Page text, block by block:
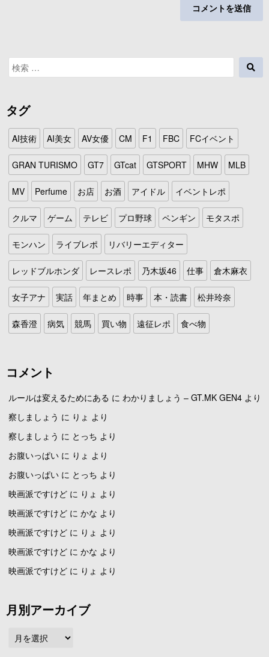
検
索
索
タグ
AI技術 AI美女 AV女優 CM F1 FBC FCイベント
GRAN TURISMO GT7 GTcat GTSPORT MHW MLB
MV Perfume お店 お酒 アイドル イベントレポ
クルマ ゲーム テレビ プロ野球 ペンギン モタスポ
モンハン ライブレポ リバリーエディター
レッドブルホンダ レースレポ 乃木坂46 仕事 倉木麻衣
女子アナ 実話 年まとめ 時事 本・読書 松井玲奈
森香澄 病気 競馬 買い物 遠征レポ 食べ物
コメント
ルールは変えるためにある に わかりましょう – GT.MK GEN4 より
察しましょう に りょ より
察しましょう に とっち より
お腹いっぱい に りょ より
お腹いっぱい に とっち より
映画派ですけど に りょ より
映画派ですけど に かな より
映画派ですけど に りょ より
映画派ですけど に かな より
映画派ですけど に りょ より
月別アーカイブ
別